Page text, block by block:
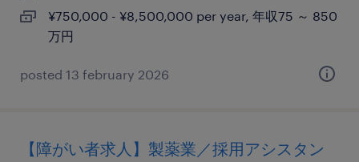
¥750,000 - ¥8,500,000 per year, 年収75 ～ 850
万円
posted 13 february 2026
【障がい者求人】製薬業／採用アシスタン